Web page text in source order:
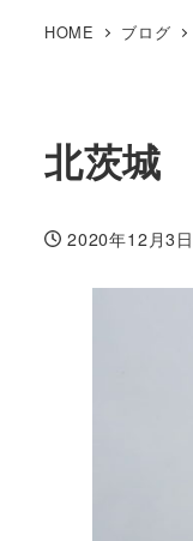
HOME ブログ
北茨
投稿日
2020年12月3日